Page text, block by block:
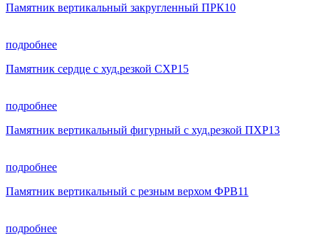
Памятник вертикальный закругленный ПРК10
подробнее
Памятник сердце с худ.резкой СХР15
подробнее
Памятник вертикальный фигурный с худ.резкой ПХР13
подробнее
Памятник вертикальный с резным верхом ФРВ11
подробнее